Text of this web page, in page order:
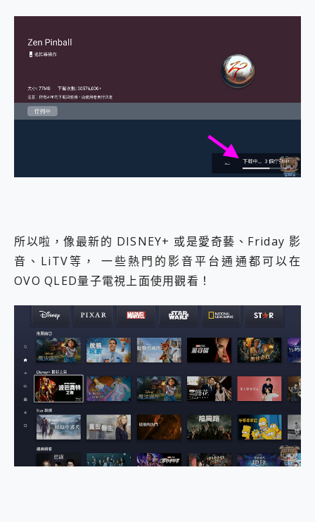
所以啦，像最新的 DISNEY+ 或是愛奇藝、Friday 影
音、LiTV等， 一些熱門的影音平台通通都可以在
OVO QLED量子電視上面使用觀看！